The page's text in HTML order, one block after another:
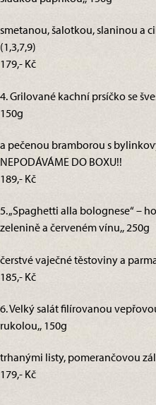
smetanou, šalotkou, slaninou a
(1,3,7,9)
179,- Kč
4. Grilované kachní prsíčko se
150g
a pečenou bramborou s
NEPODÁVÁME DO BOXU!!
189,- Kč
5. „Spaghetti alla bolognese“ –
zelenině a červeném vínu,, 250g
čerstvé vaječné těstoviny a
185,- Kč
6. Velký salát filírovanou
rukolou,, 150g
trhanými listy, pomerančovou
179,- Kč